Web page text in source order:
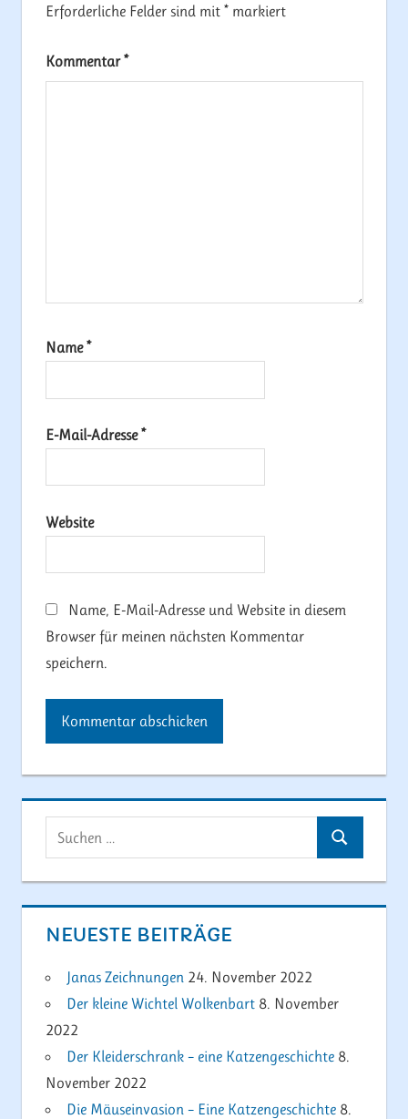
Erforderliche Felder sind mit *markiert
Kommentar*
Name*
E-Mail-Adresse*
Website
Name, E-Mail-Adresse und Website in diesem
Browser für meinen nächsten Kommentar
speichern.
Suchen
nach:
Suchen
NEUESTE BEITRÄGE
Janas Zeichnungen 24. November 2022
Der kleine Wichtel Wolkenbart 8. November
2022
Der Kleiderschrank – eine Katzengeschichte 8.
November 2022
Die Mäuseinvasion – Eine Katzengeschichte 8.